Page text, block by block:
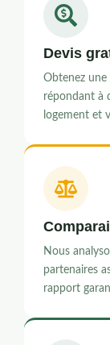
Devis
Obtenez une
répondant à
logement et
Nous
partenaires
rapport